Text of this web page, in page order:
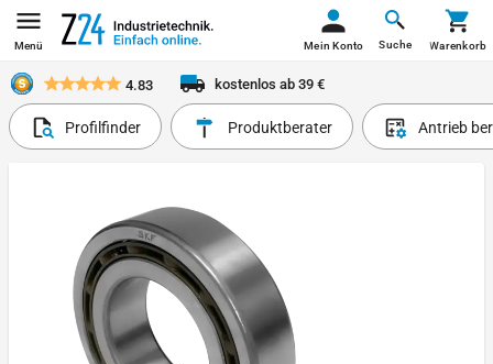
Menü Suche
Mein Konto Warenkorb
4.83 kostenlos ab 39 €
Profilfinder Produktberater Antrieb